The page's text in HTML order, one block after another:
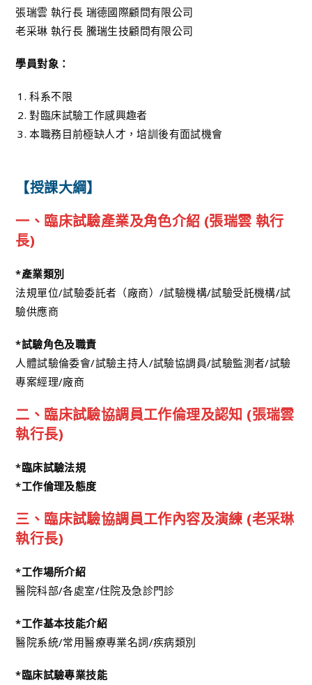
張瑞雲 執行長 瑞德國際顧問有限公司
老采琳 執行長 騰瑞生技顧問有限公司
學員對象：
科系不限
對臨床試驗工作感興趣者
本職務目前極缺人才，培訓後有面試機會
【授課大綱】
一、臨床試驗產業及角色介紹 (張瑞雲 執行
長)
*產業類別
法規單位/試驗委託者（廠商）/試驗機構/試驗受託機構/試
驗供應商
*試驗角色及職責
人體試驗倫委會/試驗主持人/試驗協調員/試驗監測者/試驗
專案經理/廠商
二、臨床試驗協調員工作倫理及認知 (張瑞雲
執行長)
*臨床試驗法規
*工作倫理及態度
三、臨床試驗協調員工作內容及演練 (老采琳
執行長)
*工作場所介紹
醫院科部/各處室/住院及急診門診
*工作基本技能介紹
醫院系統/常用醫療專業名詞/疾病類別
*臨床試驗專業技能